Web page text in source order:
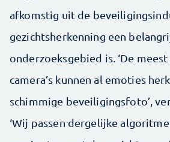
afkomstig uit de
gezichtsherkenning een
onderzoeksgebied is. ‘De
camera’s kunnen al emoties
schimmige beveiligingsfoto’,
‘Wij passen dergelijke